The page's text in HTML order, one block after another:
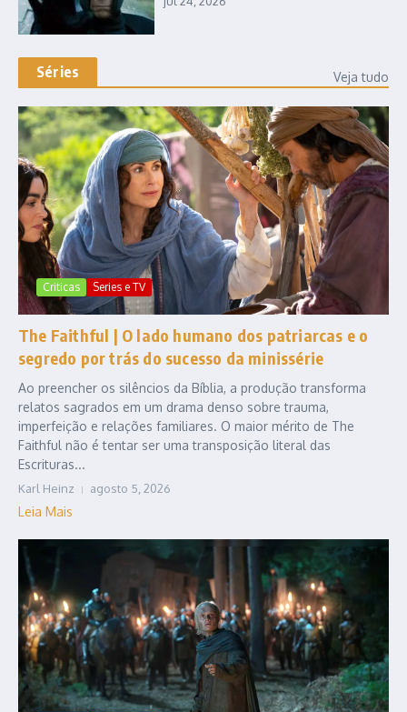
Séries Veja tudo
Criticas Series e TV
The Faithful | O lado humano dos patriarcas e o
segredo por trás do sucesso da minissérie
Ao preencher os silêncios da Bíblia, a produção transforma
relatos sagrados em um drama denso sobre trauma,
imperfeição e relações familiares. O maior mérito de The
Faithful não é tentar ser uma transposição literal das
Escrituras...
Karl Heinz agosto 5, 2026
Leia Mais